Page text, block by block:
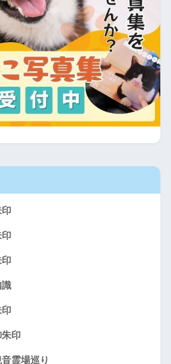
印
印
印
識
印
印
霊場巡り